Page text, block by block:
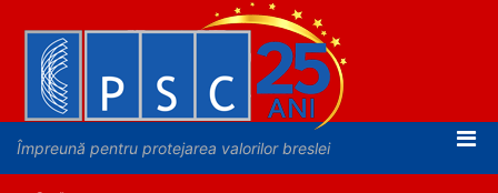
Împreună pentru protejarea valorilor breslei